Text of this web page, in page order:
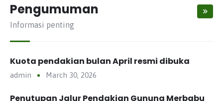
Pengumuman
Informasi penting
Kuota pendakian bulan April resmi dibuka
admin March 30, 2026
Penutupan Jalur Pendakian Gunung Merbabu